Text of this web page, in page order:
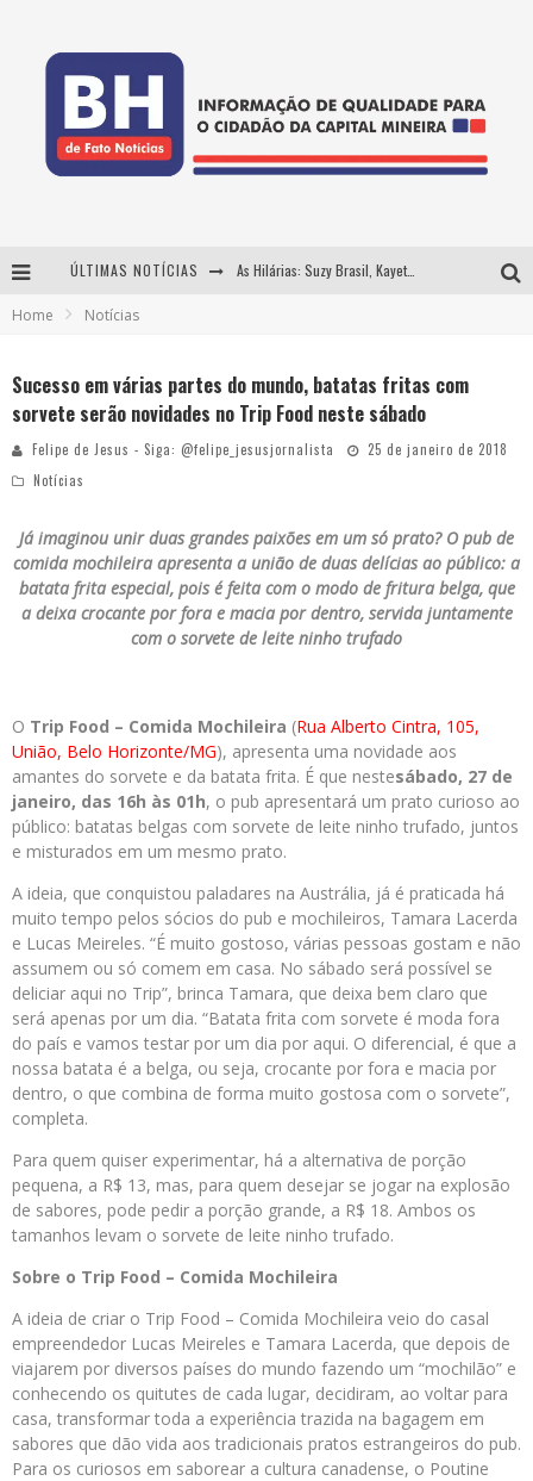
ÚLTIMAS NOTÍCIAS As Hilárias: Suzy Brasil, Kayete e Karoline Absinto retornam a Belo Horizonte para apresentação única no Teatro Sesiminas
Hot Wheels Monster Trucks Live™ confirma Belo Horizonte na turnê América do Sul 2027
Home Notícias
Sucesso em várias partes do mundo, batatas fritas com
sorvete serão novidades no Trip Food neste sábado
Felipe de Jesus - Siga: @felipe_jesusjornalista
25 de janeiro de 2018
Notícias
Já imaginou unir duas grandes paixões em um só prato? O pub de
comida mochileira apresenta a união de duas delícias ao público: a
batata frita especial, pois é feita com o modo de fritura belga, que
a deixa crocante por fora e macia por dentro, servida juntamente
com o sorvete de leite ninho trufado
O Trip Food – Comida Mochileira (Rua Alberto Cintra, 105,
União, Belo Horizonte/MG), apresenta uma novidade aos
amantes do sorvete e da batata frita. É que nestesábado, 27 de
janeiro, das 16h às 01h, o pub apresentará um prato curioso ao
público: batatas belgas com sorvete de leite ninho trufado, juntos
e misturados em um mesmo prato.
A ideia, que conquistou paladares na Austrália, já é praticada há
muito tempo pelos sócios do pub e mochileiros, Tamara Lacerda
e Lucas Meireles. “É muito gostoso, várias pessoas gostam e não
assumem ou só comem em casa. No sábado será possível se
deliciar aqui no Trip”, brinca Tamara, que deixa bem claro que
será apenas por um dia. “Batata frita com sorvete é moda fora
do país e vamos testar por um dia por aqui. O diferencial, é que a
nossa batata é a belga, ou seja, crocante por fora e macia por
dentro, o que combina de forma muito gostosa com o sorvete”,
completa.
Para quem quiser experimentar, há a alternativa de porção
pequena, a R$ 13, mas, para quem desejar se jogar na explosão
de sabores, pode pedir a porção grande, a R$ 18. Ambos os
tamanhos levam o sorvete de leite ninho trufado.
Sobre o Trip Food – Comida Mochileira
A ideia de criar o Trip Food – Comida Mochileira veio do casal
empreendedor Lucas Meireles e Tamara Lacerda, que depois de
viajarem por diversos países do mundo fazendo um “mochilão” e
conhecendo os quitutes de cada lugar, decidiram, ao voltar para
casa, transformar toda a experiência trazida na bagagem em
sabores que dão vida aos tradicionais pratos estrangeiros do pub.
Para os curiosos em saborear a cultura canadense, o Poutine